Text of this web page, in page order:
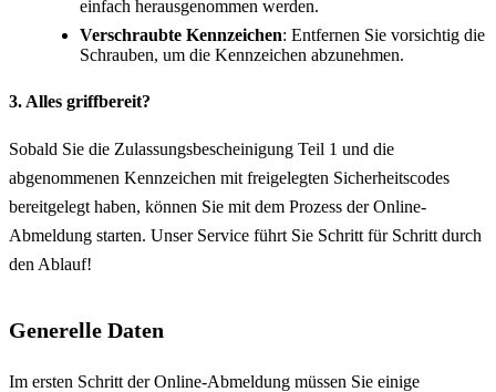
einfach herausgenommen werden.
Verschraubte Kennzeichen: Entfernen Sie vorsichtig die
Schrauben, um die Kennzeichen abzunehmen.
3. Alles griffbereit?
Sobald Sie die Zulassungsbescheinigung Teil 1 und die
abgenommenen Kennzeichen mit freigelegten Sicherheitscodes
bereitgelegt haben, können Sie mit dem Prozess der Online-
Abmeldung starten. Unser Service führt Sie Schritt für Schritt durch
den Ablauf!
Generelle Daten
Im ersten Schritt der Online-Abmeldung müssen Sie einige